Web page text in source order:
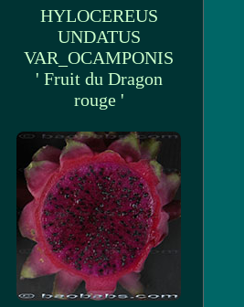
HYLOCEREUS
UNDATUS
VAR_OCAMPONIS
' Fruit du Dragon
rouge '